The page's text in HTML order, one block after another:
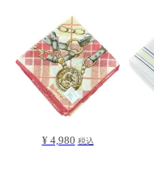
¥ 4,980 税込